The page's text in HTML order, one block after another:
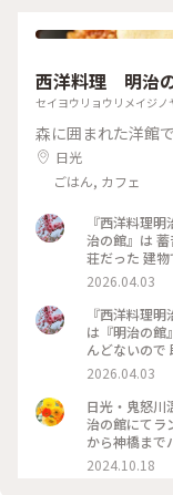
ルメ」で取り
なファンになるなぁと
そしてかき氷の順
ミルクが入
りました🤭 本当に待つ価値がありましたヽ(*＾ω＾*)ﾉ また自
りスイーツ #
西洋料理 明治
セイヨウリョウリメイジノ
森に囲まれた洋館
日光
ごはん, カフェ
『西洋料理
治の館』は
荘だった 建
は 暖炉を備
れる空間です
ーザーさん
大きいらしい
けの セット
と 運ばれて
長さ10cmち
にドーン！
きさがわかる
人男性に合わ
でも食べられ
葉サラダも大
2026.04.03
『西洋料理
は『明治の館
んどないので
洋館は レト
リームコロッ
にしました💕
干瓢のサラダ
分でお願いし
半分よ💦と
のか すべて
2026.04.03
日光・鬼怒川
治の館にてランチ 10時に東武日光ー駅に到着し
から神橋まで
「NIKKO
提示するだけで大丈夫です
2024.10.18